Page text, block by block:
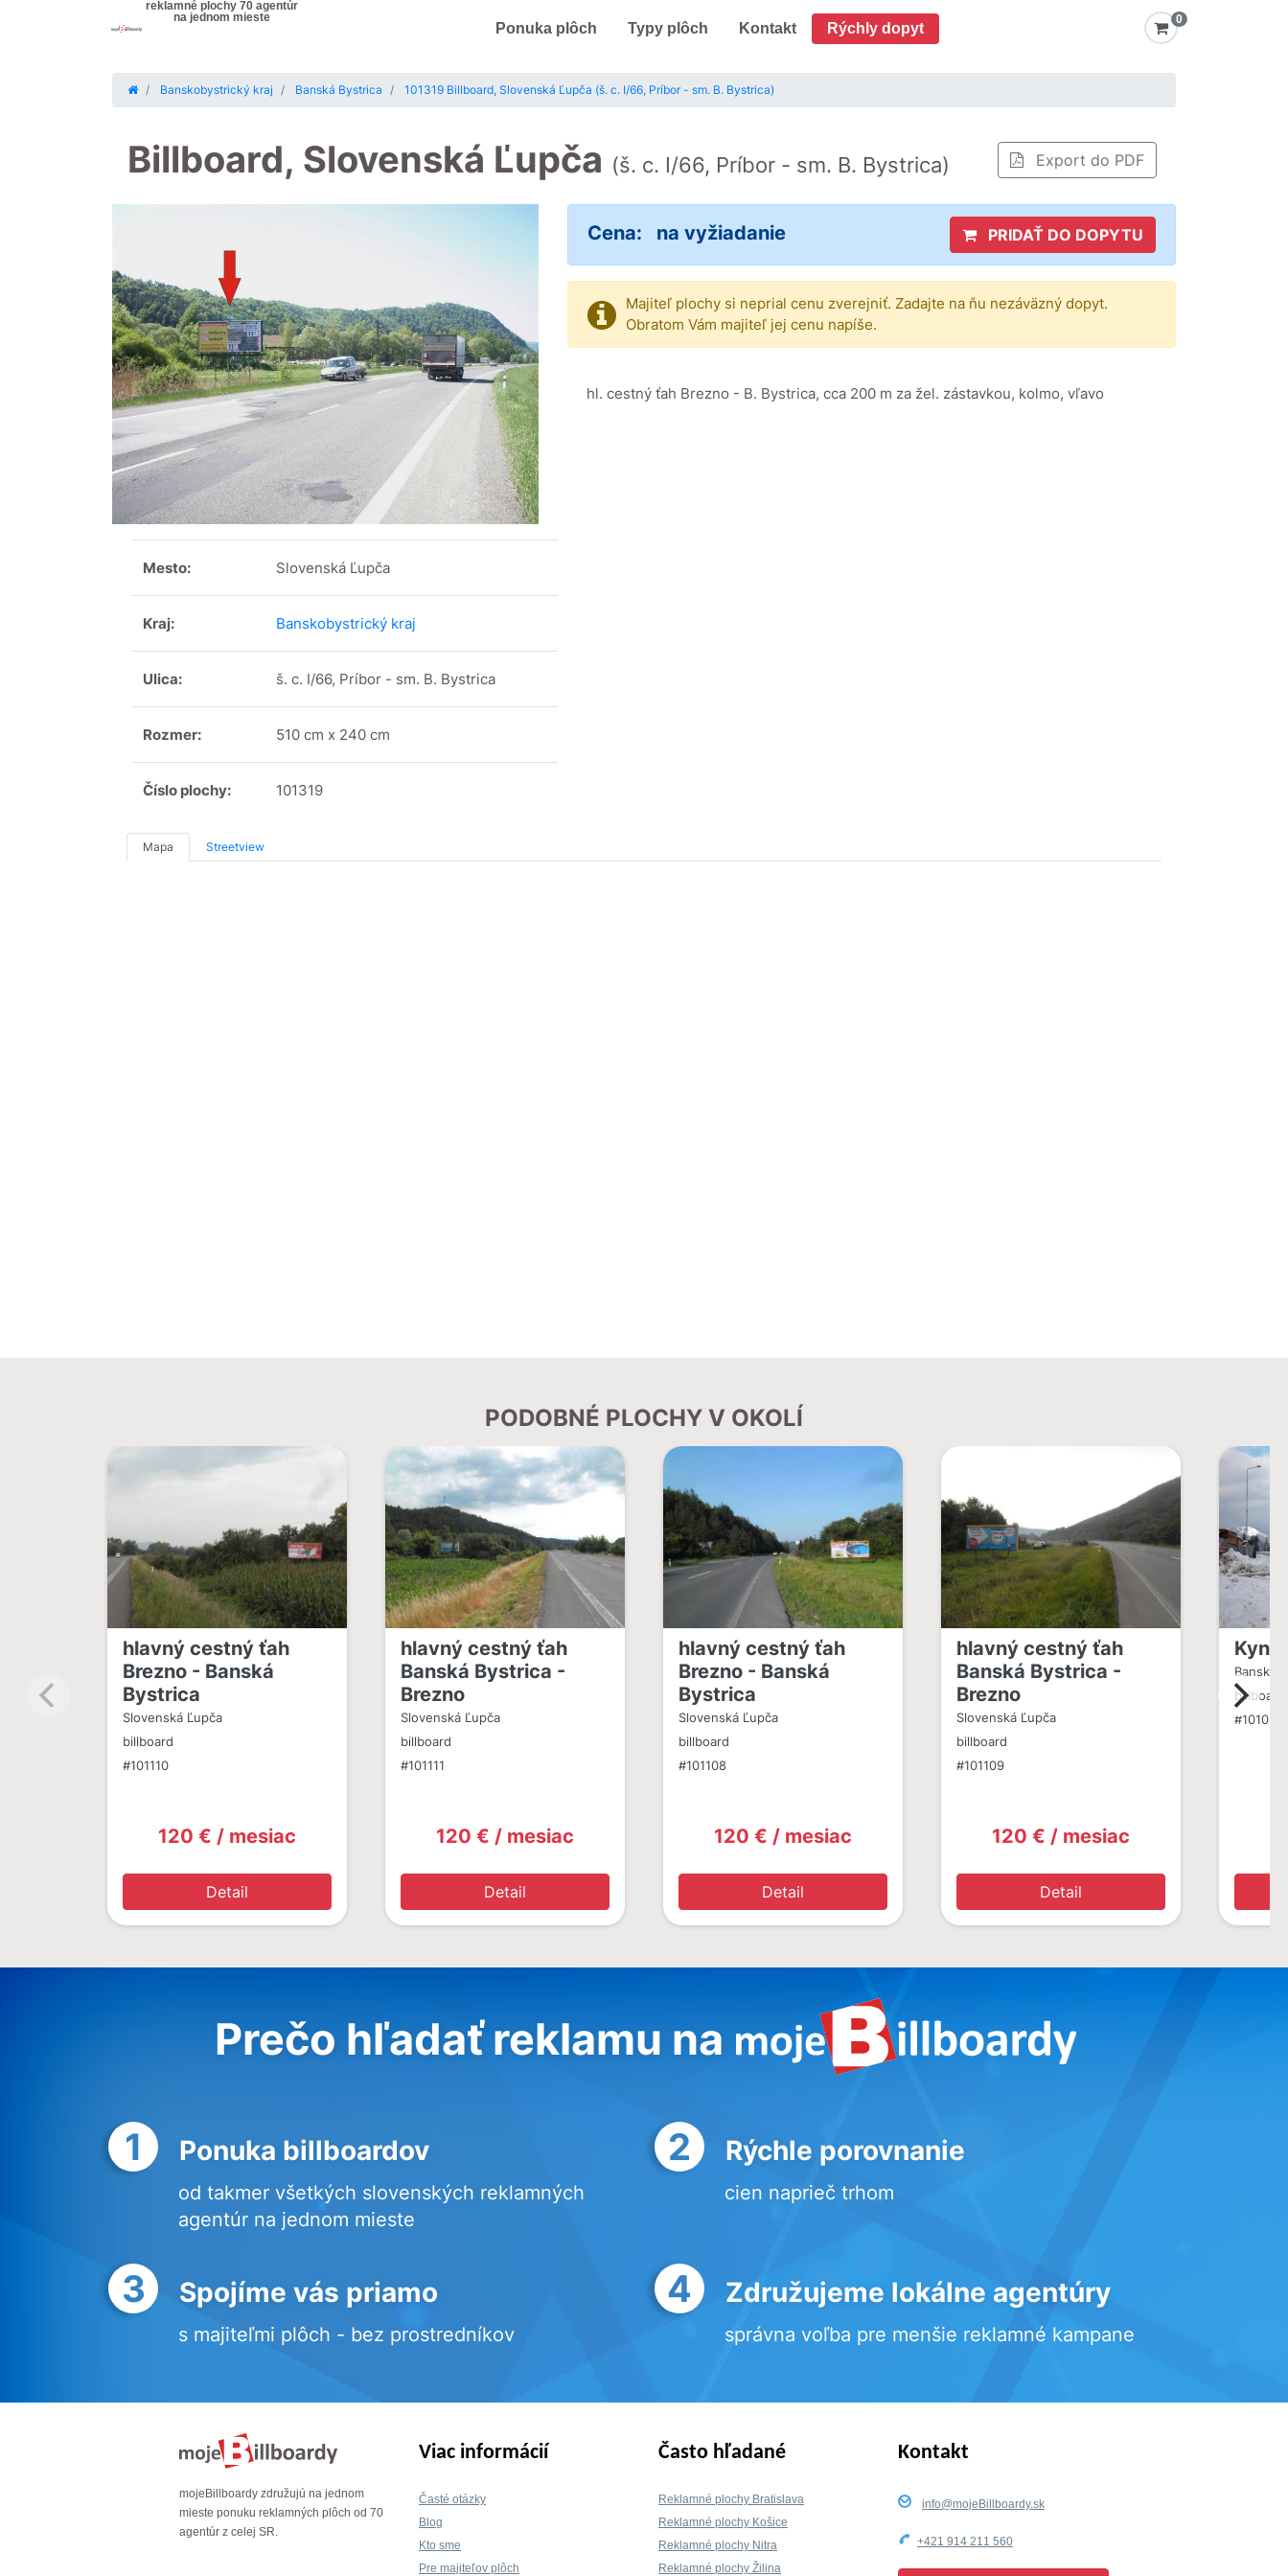
reklamné plochy 70 agentúr
na jednom mieste
Ponuka plôch Typy plôch Kontakt Rýchly dopyt
0
Banskobystrický kraj Banská Bystrica 101319 Billboard, Slovenská Ľupča (š. c. I/66, Príbor - sm. B. Bystrica)
Billboard, Slovenská Ľupča (š. c. I/66, Príbor - sm. B. Bystrica) Export do PDF
Cena: na vyžiadanie PRIDAŤ DO DOPYTU
Majiteľ plochy si neprial cenu zverejniť. Zadajte na ňu nezáväzný dopyt.
Obratom Vám majiteľ jej cenu napíše.
hl. cestný ťah Brezno - B. Bystrica, cca 200 m za žel. zástavkou, kolmo, vľavo
Mesto: Slovenská Ľupča
Kraj: Banskobystrický kraj
Ulica: š. c. I/66, Príbor - sm. B. Bystrica
Rozmer: 510 cm x 240 cm
Číslo plochy: 101319
Mapa Streetview
PODOBNÉ PLOCHY V OKOLÍ
hlavný cestný ťah
Brezno - Banská
Bystrica
Slovenská Ľupča
billboard
#101110
120 € / mesiac
Detail
hlavný cestný ťah
Banská Bystrica -
Brezno
Slovenská Ľupča
billboard
#101111
120 € / mesiac
Detail
hlavný cestný ťah
Brezno - Banská
Bystrica
Slovenská Ľupča
billboard
#101108
120 € / mesiac
Detail
hlavný cestný ťah
Banská Bystrica -
Brezno
Slovenská Ľupča
billboard
#101109
120 € / mesiac
Detail
Banská
billboard
#101020
Prečo hľadať reklamu na
1 Ponuka billboardov
od takmer všetkých slovenských reklamných
agentúr na jednom mieste
2 Rýchle porovnanie
cien naprieč trhom
3 Spojíme vás priamo
s majiteľmi plôch - bez prostredníkov
4 Združujeme lokálne agentúry
správna voľba pre menšie reklamné kampane
mojeBillboardy združujú na jednom
mieste ponuku reklamných plôch od 70
agentúr z celej SR.
Viac informácií
Časté otázky
Blog
Kto sme
Pre majiteľov plôch
Často hľadané
Reklamné plochy Bratislava
Reklamné plochy Košice
Reklamné plochy Nitra
Reklamné plochy Žilina
Kontakt
info@mojeBillboardy.sk
+421 914 211 560